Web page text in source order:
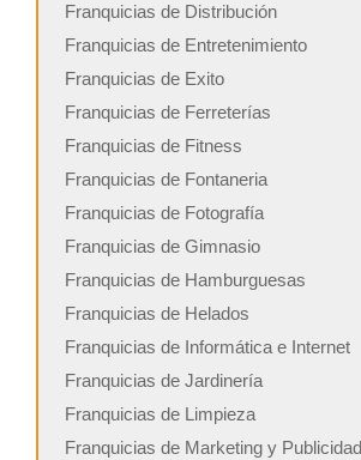
Franquicias de Distribución
Franquicias de Entretenimiento
Franquicias de Exito
Franquicias de Ferreterías
Franquicias de Fitness
Franquicias de Fontaneria
Franquicias de Fotografía
Franquicias de Gimnasio
Franquicias de Hamburguesas
Franquicias de Helados
Franquicias de Informática e Internet
Franquicias de Jardinería
Franquicias de Limpieza
Franquicias de Marketing y Publicidad